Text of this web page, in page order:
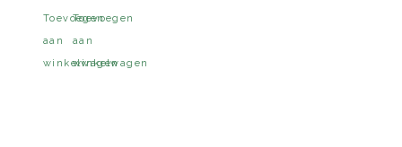
Toevoegen
aan
winkelwagen
Toevoegen
aan
winkelwagen